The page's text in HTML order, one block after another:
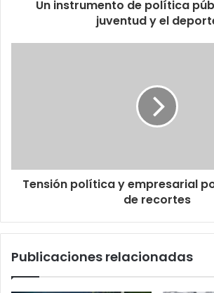
Un instrumento de política
juventud y el
Tensión política y empresarial
de recortes
Publicaciones relacionadas